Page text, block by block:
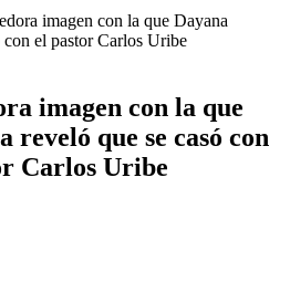
imagen con la que Dayana
el pastor Carlos Uribe
imagen con la que
reveló que se casó con
Carlos Uribe